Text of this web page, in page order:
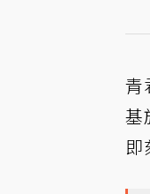
青
基
即